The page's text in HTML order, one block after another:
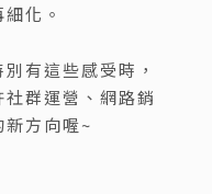
化。
有這些感受時，
群運營、網路銷
方向喔~